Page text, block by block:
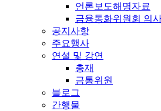
언론보도해명자료
금융통화위원회 의
공지사항
주요행사
연설 및 강연
총재
금통위원
블로그
간행물